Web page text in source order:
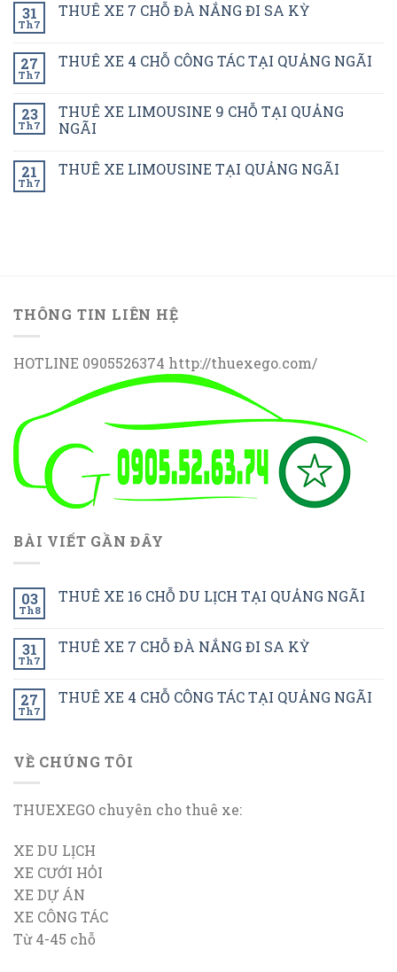
31
Th7
THUÊ XE 7 CHỖ ĐÀ NẮNG ĐI SA KỲ
27
Th7
THUÊ XE 4 CHỖ CÔNG TÁC TẠI QUẢNG NGÃI
23
Th7
THUÊ XE LIMOUSINE 9 CHỖ TẠI QUẢNG
NGÃI
21
Th7
THUÊ XE LIMOUSINE TẠI QUẢNG NGÃI
THÔNG TIN LIÊN HỆ
HOTLINE 0905526374 http://thuexego.com/
BÀI VIẾT GẦN ĐÂY
03
Th8
THUÊ XE 16 CHỖ DU LỊCH TẠI QUẢNG NGÃI
31
Th7
THUÊ XE 7 CHỖ ĐÀ NẮNG ĐI SA KỲ
27
Th7
THUÊ XE 4 CHỖ CÔNG TÁC TẠI QUẢNG NGÃI
VỀ CHÚNG TÔI
THUEXEGO chuyên cho thuê xe:
XE DU LỊCH
XE CƯỚI HỎI
XE DỰ ÁN
XE CÔNG TÁC
Từ 4-45 chỗ